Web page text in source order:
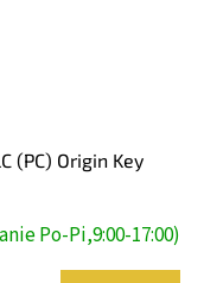
(PC) Origin Key
Po-Pi,9:00-17:00)